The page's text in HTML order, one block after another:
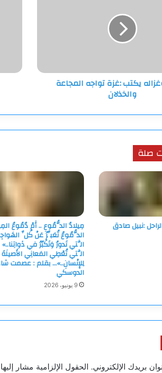
يكتب :غزة تواجه المجاعة
والخذلان
صلة
:نبيل صادق مِيلادُ الدُّمُوعِ .. أَمْ دُمُوعُ
الدُّمُوعُ تُعَبِّرُ عَنْ كُلِّ
الَّتي تَدورُ وَتَكْبُرُ في
الَّتي تُعْطِي المَعانِي الأَصيلَةَ
لِلإِنْسانِ..»… بقلم : عصمت
الدوسكي
9 يونيو، 2026
بريدك الإلكتروني. الحقول الإلزامية مشار إليها